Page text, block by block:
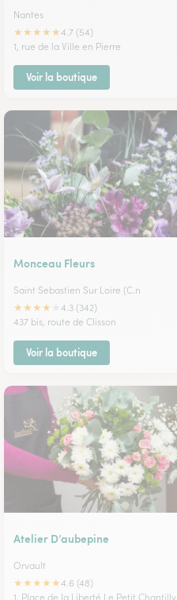
Nantes
★★★★★4.7 (54)
1, rue de la Ville en Pierre
Voir la boutique
Monceau Fleurs
Saint Sebastien Sur Loire (C.n
★★★★
4.3 (342)
437 bis, route de Clisson
Voir la boutique
Atelier D’aubepine
Orvault
★★★★★4.6 (48)
1, Place de la Liberté Le Petit Chantilly